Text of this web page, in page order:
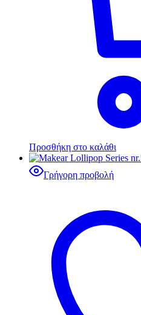
Προσθήκη στο καλάθι
Γρήγορη προβολή